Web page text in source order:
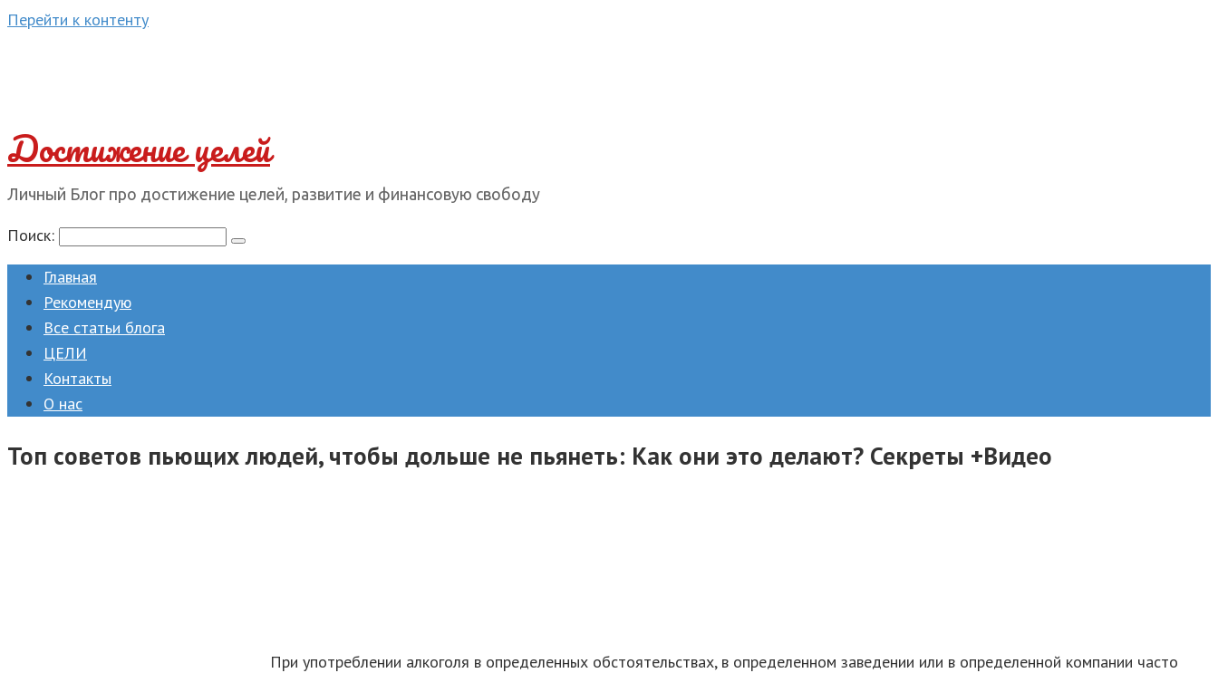
Перейти к контенту
Достижение целей
Личный Блог про достижение целей, развитие и финансовую свободу
Поиск:
Главная
Рекомендую
Все статьи блога
ЦЕЛИ
Контакты
О нас
Топ советов пьющих людей, чтобы дольше не пьянеть: Как они это делают? Секреты +Видео
При употреблении алкоголя в определенных обстоятельствах, в определенном заведении или в определенной компании часто